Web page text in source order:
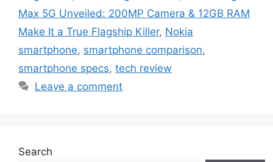
Max 5G Unveiled: 200MP Camera & 12GB RAM
Make It a True Flagship Killer, Nokia
smartphone, smartphone comparison,
smartphone specs, tech review
Leave a comment
Search